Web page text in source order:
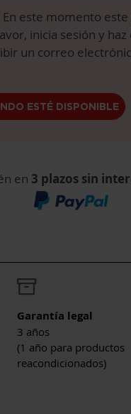
En este momento
inicia sesión y
un correo
ESTÉ DISPONIBLE
en 3 plazos sin
Garantía legal
3 años
(1 año para productos
reacondicionados)